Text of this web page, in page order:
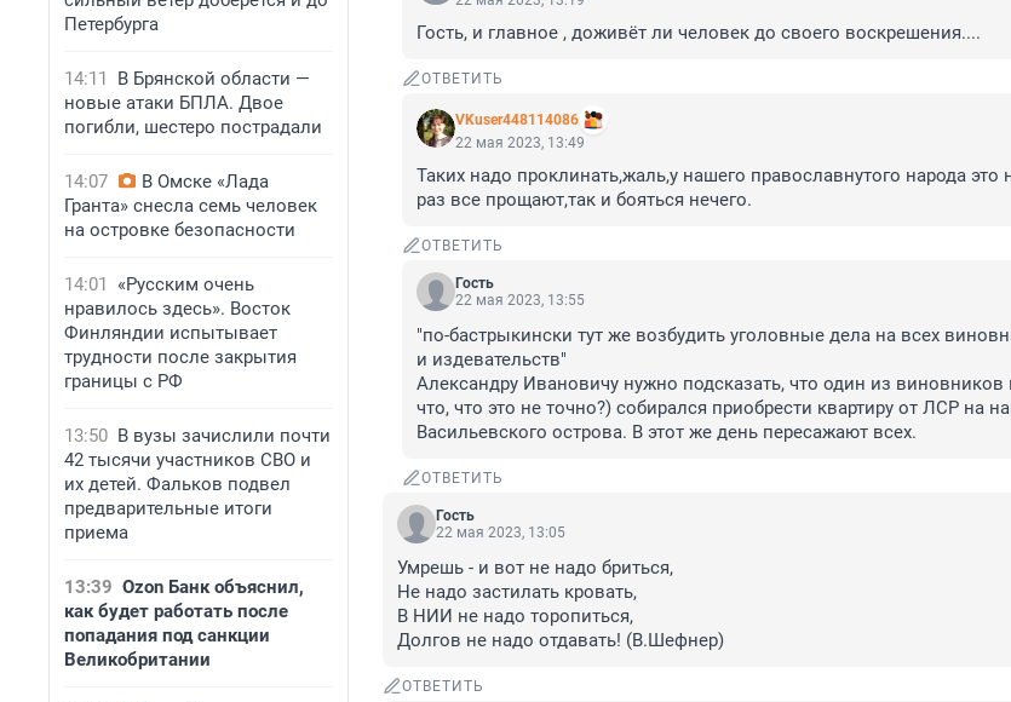
Петербурга
14:11
В Брянской области —
новые атаки БПЛА. Двое
погибли, шестеро пострадали
14:07
В Омске «Лада
Гранта» снесла семь человек
на островке безопасности
14:01
«Русским очень
нравилось здесь». Восток
Финляндии испытывает
трудности после закрытия
границы с РФ
13:50 В вузы зачислили почти
42 тысячи участников СВО и
их детей. Фальков подвел
предварительные итоги
приема
13:39 Ozon Банк объяснил,
как будет работать после
попадания под санкции
Великобритании
Гость, и главное , доживёт ли человек до своего воскрешения....
ОТВЕТИТЬ
VKuser448114086
22 мая 2023, 13:49
Таких надо проклинать,жаль,у нашего православнутого народа это
раз все прощают,так и бояться нечего.
ОТВЕТИТЬ
Гость
22 мая 2023, 13:55
"по-бастрыкински тут же возбудить уголовные дела на всех
и издевательств"
Александру Ивановичу нужно подсказать, что один из
что, что это не точно?) собирался приобрести квартиру от ЛСР на
Васильевского острова. В этот же день пересажают всех.
ОТВЕТИТЬ
Гость
22 мая 2023, 13:05
Умрешь - и вот не надо бриться,
Не надо застилать кровать,
В НИИ не надо торопиться,
Долгов не надо отдавать! (В.Шефнер)
ОТВЕТИТЬ